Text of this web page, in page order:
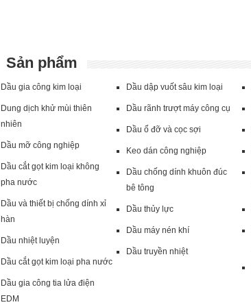
Sản phẩm
Dầu gia công kim loại
Dung dịch khử mùi thiên
nhiên
Dầu mỡ công nghiệp
Dầu cắt gọt kim loại không
pha nước
Dầu và thiết bị chống dính xỉ
hàn
Dầu nhiệt luyện
Dầu cắt gọt kim loại pha nước
Dầu gia công tia lửa điện
EDM
Dầu dập vuốt sâu kim loại
Dầu rãnh trượt máy công cụ
Dầu ổ đỡ và cọc sợi
Keo dán công nghiệp
Dầu chống dính khuôn đúc
bê tông
Dầu thủy lực
Dầu máy nén khí
Dầu truyền nhiệt